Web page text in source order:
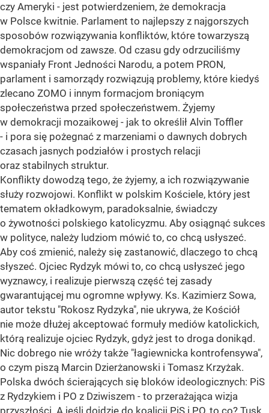
czy Ameryki - jest potwierdzeniem, że demokracja
w Polsce kwitnie. Parlament to najlepszy z najgorszych
sposobów rozwiązywania konfliktów, które towarzyszą
demokracjom od zawsze. Od czasu gdy odrzuciliśmy
wspaniały Front Jedności Narodu, a potem PRON,
parlament i samorządy rozwiązują problemy, które kiedyś
zlecano ZOMO i innym formacjom broniącym
społeczeństwa przed społeczeństwem. Żyjemy
w demokracji mozaikowej - jak to określił Alvin Toffler
- i pora się pożegnać z marzeniami o dawnych dobrych
czasach jasnych podziałów i prostych relacji
oraz stabilnych struktur.
Konflikty dowodzą tego, że żyjemy, a ich rozwiązywanie
służy rozwojowi. Konflikt w polskim Kościele, który jest
tematem okładkowym, paradoksalnie, świadczy
o żywotności polskiego katolicyzmu. Aby osiągnąć sukces
w polityce, należy ludziom mówić to, co chcą usłyszeć.
Aby coś zmienić, należy się zastanowić, dlaczego to chcą
słyszeć. Ojciec Rydzyk mówi to, co chcą usłyszeć jego
wyznawcy, i realizuje pierwszą część tej zasady
gwarantującej mu ogromne wpływy. Ks. Kazimierz Sowa,
autor tekstu "Rokosz Rydzyka", nie ukrywa, że Kościół
nie może dłużej akceptować formuły mediów katolickich,
którą realizuje ojciec Rydzyk, gdyż jest to droga donikąd.
Nic dobrego nie wróży także "łagiewnicka kontrofensywa",
o czym piszą Marcin Dzierżanowski i Tomasz Krzyżak.
Polska dwóch ścierających się bloków ideologicznych: PiS
z Rydzykiem i PO z Dziwiszem - to przerażająca wizja